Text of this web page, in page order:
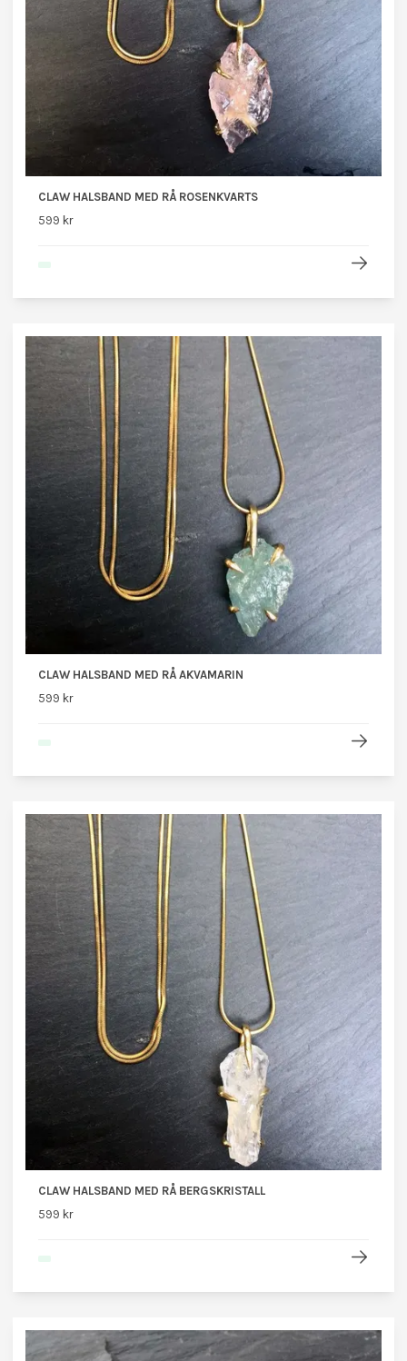
CLAW HALSBAND MED RÅ ROSENKVARTS
599 kr
CLAW HALSBAND MED RÅ AKVAMARIN
599 kr
CLAW HALSBAND MED RÅ BERGSKRISTALL
599 kr